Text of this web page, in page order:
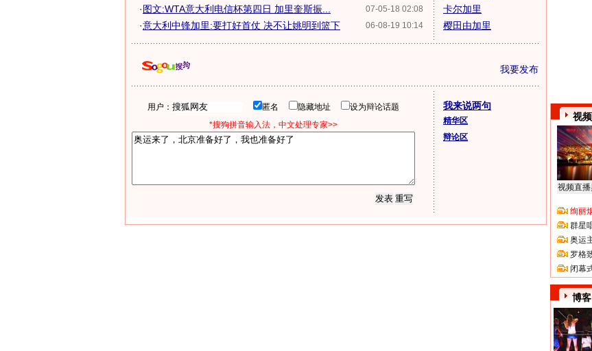
07-05-18 02:08
·图文:WTA意大利电信杯第四日 加里奎斯振...
06-08-19 10:14
·意大利中锋加里:要打好首仗 决不让姚明到篮下
卡尔加里
樱田由加里
我要发布
用户： 匿名 隐藏地址
设为辩论话题
*搜狗拼音输入法，中文处理专家>>
我来说两句
精华区
辩论区
视
视频直
绚丽
群星
奥运
罗格
闭幕
博客